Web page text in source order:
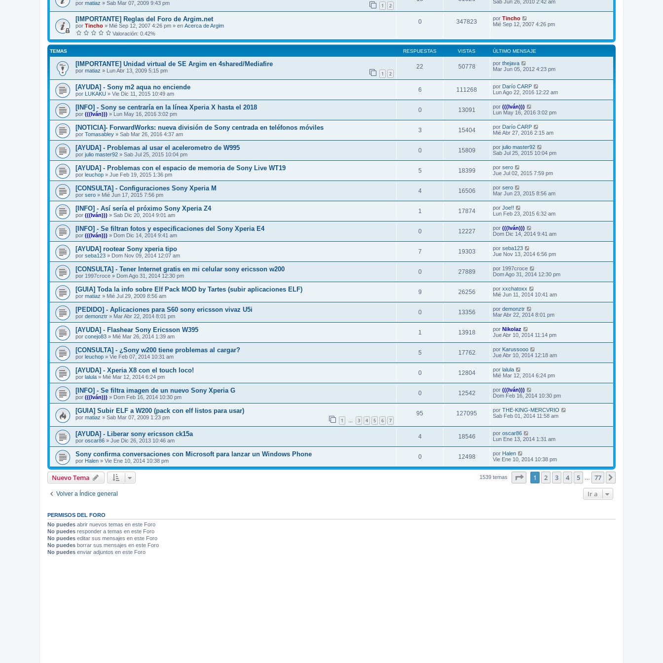
por matiaz » Sab Mar 07, 2009 9:43 pm 1 2
Sab Jun 26, 2010 2:42 am
[IMPORTANTE] Reglas del Foro de Argim.net
por Tincho » Mié Sep 12, 2007 4:26 pm » en Acerca de Argim
Valoración: 0.42%
0 347823 por Tincho
Mié Sep 12, 2007 4:26 pm
TEMAS RESPUESTAS VISTAS ÚLTIMO MENSAJE
[IMPORTANTE] Unidad virtual de SE Argim en 4shared/Mediafire
por matiaz » Lun Abr 13, 2009 5:15 pm 1 2
22 50778 por thejava
Mar Jun 05, 2012 4:23 pm
[AYUDA] - Sony m2 aqua no enciende
por LUKAKU » Vie Dic 11, 2015 10:49 am
6 111268 por Darío CARP
Lun Ago 22, 2016 12:22 am
[INFO] - Sony se centraría en la línea Xperia X hasta el 2018
por (((Iván))) » Lun May 16, 2016 3:02 pm
0 13091 por (((Iván)))
Lun May 16, 2016 3:02 pm
[NOTICIA]- ForwardWorks: nueva división de Sony centrada en teléfonos móviles
por Tomasabley » Sab Mar 26, 2016 4:37 am
3 15404 por Darío CARP
Mié Abr 27, 2016 2:15 am
[AYUDA] - Problemas al usar el acelerometro de W995
por julio master92 » Sab Jul 25, 2015 10:04 pm
0 15809 por julio master92
Sab Jul 25, 2015 10:04 pm
[AYUDA] - Problemas con el espacio de memoria de Sony Live WT19
por leuchop » Jue Feb 19, 2015 1:36 pm
5 18399 por sero
Jue Jul 02, 2015 7:59 pm
[CONSULTA] - Configuraciones Sony Xperia M
por sero » Mié Jun 17, 2015 7:56 pm
4 16506 por sero
Mar Jun 23, 2015 8:56 am
[INFO] - Así sería el próximo Sony Xperia Z4
por (((Iván))) » Sab Dic 20, 2014 9:01 am
1 17874 por Joe!!
Lun Feb 23, 2015 6:32 am
[INFO] - Se filtran fotos y especificaciones del Sony Xperia E4
por (((Iván))) » Dom Dic 14, 2014 9:41 am
0 12227 por (((Iván)))
Dom Dic 14, 2014 9:41 am
[AYUDA] rootear Sony xperia tipo
por seba123 » Dom Nov 09, 2014 12:07 am
7 19303 por seba123
Jue Nov 13, 2014 6:56 pm
[CONSULTA] - Tener Internet gratis en mi celular sony ericsson w200
por 1997croce » Dom Ago 31, 2014 12:30 pm
0 27889 por 1997croce
Dom Ago 31, 2014 12:30 pm
[GUIA] Toda la info sobre Elf Pack MOD by Tartes (subir aplicaciones ELF)
por matiaz » Mié Jul 29, 2009 8:56 am
9 26256 por xxchatoxx
Mié Jun 11, 2014 10:41 am
[PEDIDO] - Aplicaciones para S60 sony ericsson vivaz U5i
por demonztr » Mar Abr 22, 2014 8:01 pm
0 13356 por demonztr
Mar Abr 22, 2014 8:01 pm
[AYUDA] - Flashear Sony Ericsson W395
por conejo83 » Mié Mar 26, 2014 1:39 am
1 13918 por Nikolaz­
Jue Abr 10, 2014 11:14 pm
[CONSULTA] - ¿Sony w200 tiene problemas al cargar?
por leuchop » Vie Feb 07, 2014 10:31 am
5 17762 por Karussooo
Jue Abr 10, 2014 12:18 am
[AYUDA] - Xperia X8 con el touch loco!
por lalula » Mié Mar 12, 2014 6:24 pm
0 12804 por lalula
Mié Mar 12, 2014 6:24 pm
[INFO] - Se filtra imagen de un nuevo Sony Xperia G
por (((Iván))) » Dom Feb 16, 2014 10:30 pm
0 12542 por (((Iván)))
Dom Feb 16, 2014 10:30 pm
[GUIA] Subir ELF a W200 (pack con elf listos para usar)
por matiaz » Sab Mar 07, 2009 1:23 pm 1 … 3 4 5 6 7
95 127095 por THE-KING-MERCVRIO
Sab Feb 01, 2014 11:58 am
[AYUDA] - Liberar sony ericsson ck15a
por oscar86 » Jue Dic 26, 2013 10:46 am
4 18546 por oscar86
Lun Ene 13, 2014 1:31 am
Sony confirma conversaciones con Microsoft para lanzar un Windows Phone
por Halen » Vie Ene 10, 2014 10:38 pm
0 12498 por Halen
Vie Ene 10, 2014 10:38 pm
Nuevo Tema 1539 temas Página1 de 77
1 2 3 4 5 77
Volver a Índice general Ir a
PERMISOS DEL FORO
No puedes abrir nuevos temas en este Foro
No puedes responder a temas en este Foro
No puedes editar sus mensajes en este Foro
No puedes borrar sus mensajes en este Foro
No puedes enviar adjuntos en este Foro